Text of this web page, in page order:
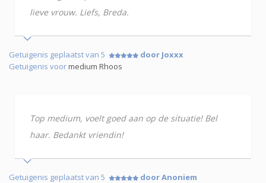
lieve vrouw. Liefs, Breda.
Getuigenis geplaatst van 5
door Joxxx
Getuigenis voormedium Rhoos
Top medium, voelt goed aan op de situatie! Bel
haar. Bedankt vriendin!
Getuigenis geplaatst van 5
door Anoniem